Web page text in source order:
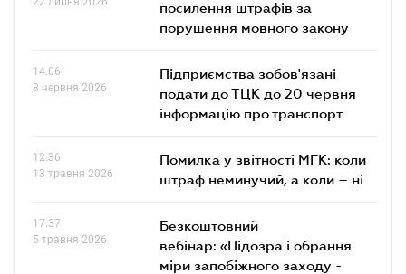
посилення штрафів за
порушення мовного закону
14.06
8 червня 2026
Підприємства зобов'язані
подати до ТЦК до 20 червня
інформацію про транспорт
12.36
13 травня 2026
Помилка у звітності МГК: коли
штраф неминучий, а коли – ні
17.37
5 травня 2026
Безкоштовний
вебінар: «Підозра і обрання
міри запобіжного заходу -